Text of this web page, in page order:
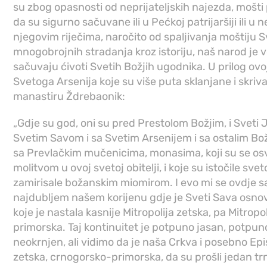
su zbog opasnosti od neprijateljskih najezda, mošti
da su sigurno sačuvane ili u Pećkoj patrijaršiji ili u
njegovim riječima, naročito od spaljivanja moštiju
mnogobrojnih stradanja kroz istoriju, naš narod je
sačuvaju ćivoti Svetih Božjih ugodnika. U prilog
Svetoga Arsenija koje su više puta sklanjane i
manastiru Ždrebaonik:
„Gdje su god, oni su pred Prestolom Božjim, i Sveti
Svetim Savom i sa Svetim Arsenijem i sa ostalim
sa Prevlačkim mučenicima, monasima, koji su se
molitvom u ovoj svetoj obitelji, i koje su istočile
zamirisale božanskim miomirom. I evo mi se ovdje
najdubljem našem korijenu gdje je Sveti Sava
koje je nastala kasnije Mitropolija zetska, pa
primorska. Taj kontinuitet je potpuno jasan,
neokrnjen, ali vidimo da je naša Crkva i posebno
zetska, crnogorsko-primorska, da su prošli jedan